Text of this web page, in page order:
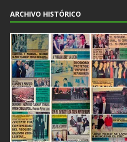
ARCHIVO HISTÓRICO